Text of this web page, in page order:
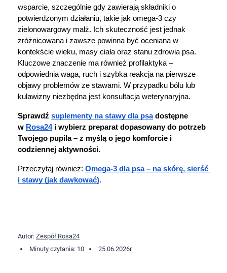
wsparcie, szczególnie gdy zawierają składniki o
potwierdzonym działaniu, takie jak omega-3 czy
zielonowargowy małż. Ich skuteczność jest jednak
zróżnicowana i zawsze powinna być oceniana w
kontekście wieku, masy ciała oraz stanu zdrowia psa.
Kluczowe znaczenie ma również profilaktyka –
odpowiednia waga, ruch i szybka reakcja na pierwsze
objawy problemów ze stawami. W przypadku bólu lub
kulawizny niezbędna jest konsultacja weterynaryjna.
Sprawdź suplementy na stawy dla psa dostępne
w Rosa24 i wybierz preparat dopasowany do potrzeb
Twojego pupila – z myślą o jego komforcie i
codziennej aktywności.
Przeczytaj również: Omega-3 dla psa – na skórę, sierść
i stawy (jak dawkować).
Autor: Zespół Rosa24
Minuty czytania: 10
25.06.2026r